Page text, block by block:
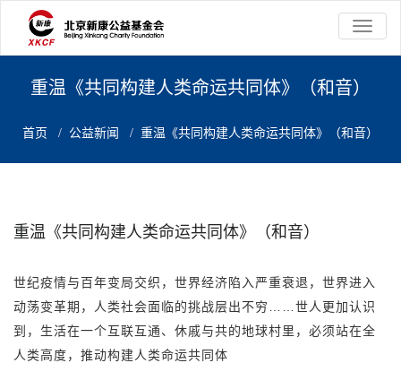
切
换
航
重温《共同构建人类命运共同体》（和音）
首页 / 公益新闻 / 重温《共同构建人类命运共同体》（和音）
重温《共同构建人类命运共同体》（和音）
世纪疫情与百年变局交织，世界经济陷入严重衰退，世界进入
动荡变革期，人类社会面临的挑战层出不穷……世人更加认识
到，生活在一个互联互通、休戚与共的地球村里，必须站在全
人类高度，推动构建人类命运共同体